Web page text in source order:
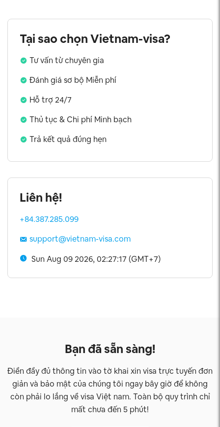
Tại sao chọn Vietnam-visa?
Tư vấn từ chuyên gia
Đánh giá sơ bộ Miễn phí
Hỗ trợ 24/7
Thủ tục & Chi phí Minh bạch
Trả kết quả đúng hẹn
Liên hệ!
+84.387.285.099
support@vietnam-visa.com
Sun Aug 09 2026, 02:27:18 (GMT+7)
Bạn đã sẵn sàng!
Điền đầy đủ thông tin vào tờ khai xin visa trực tuyến đơn
giản và bảo mật của chúng tôi ngay bây giờ để không
còn phải lo lắng về visa Việt nam. Toàn bộ quy trình chỉ
mất chưa đến 5 phút!